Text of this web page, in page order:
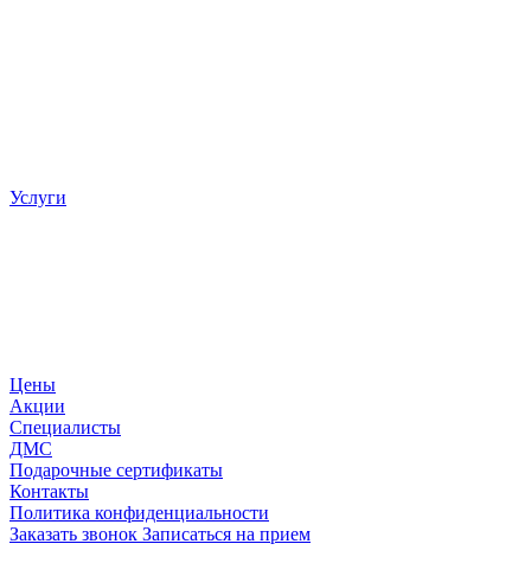
Услуги
Цены
Акции
Специалисты
ДМС
Подарочные сертификаты
Контакты
Политика конфиденциальности
Заказать звонок Записаться на прием